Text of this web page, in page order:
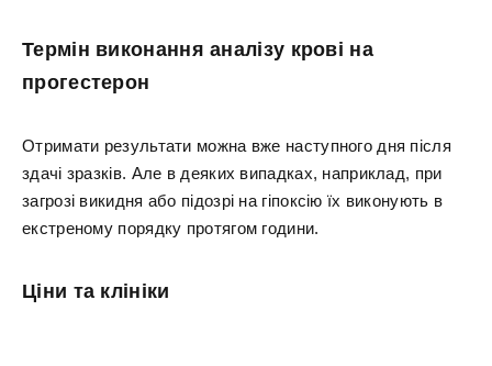
Термін виконання аналізу крові на
прогестерон
Отримати результати можна вже наступного дня після
здачі зразків. Але в деяких випадках, наприклад, при
загрозі викидня або підозрі на гіпоксію їх виконують в
екстреному порядку протягом години.
Ціни та клініки